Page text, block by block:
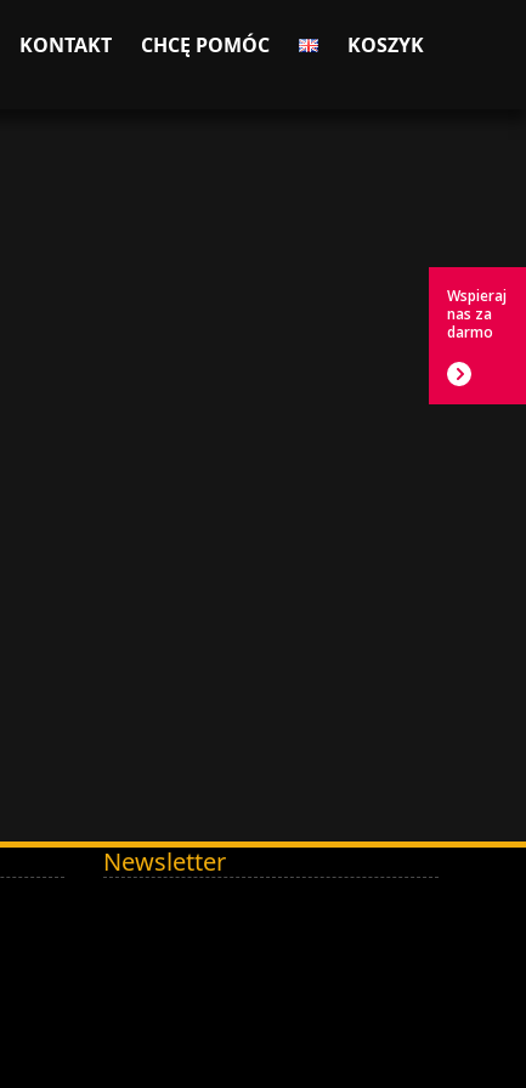
KONTAKT CHCĘ POMÓC KOSZYK
Newsletter
Wspieraj
nas za
darmo